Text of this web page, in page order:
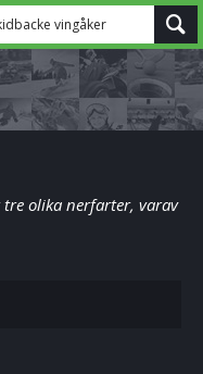
vingåker
tre olika nerfarter, varav